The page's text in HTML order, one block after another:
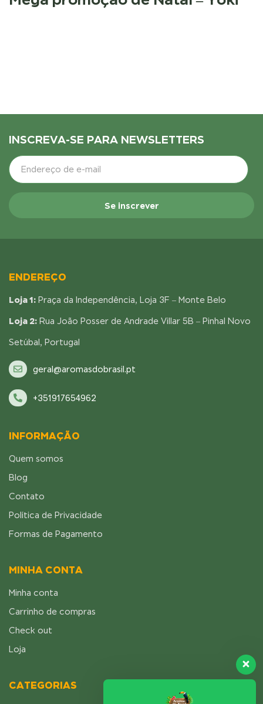
INSCREVA-SE PARA NEWSLETTERS
ENDEREÇO
Loja 1: Praça da Independência, Loja 3F – Monte Belo
Loja 2: Rua João Posser de Andrade Villar 5B – Pinhal Novo
Setúbal, Portugal
geral@aromasdobrasil.pt
+351917654962
INFORMAÇÃO
Quem somos
Blog
Contato
Política de Privacidade
Formas de Pagamento
MINHA CONTA
Minha conta
Carrinho de compras
Check out
Loja
CATEGORIAS